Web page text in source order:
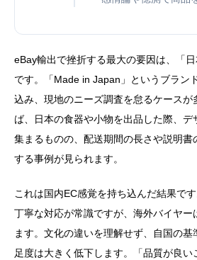
eBay輸出で挫折する最大の要因は、「
です。「Made in Japan」というブラン
込み、現地のニーズ調査を怠るケースが
ば、日本の食器や小物を出品した際、デ
集まるものの、配送期間の長さや説明
する事例が見られます。
これは国内EC感覚を持ち込んだ結果で
丁寧な対応が常識ですが、海外バイヤ
ます。文化の違いを理解せず、自国の
足度は大きく低下します。「品質が良い